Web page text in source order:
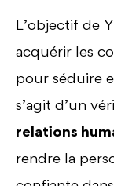
L’objectif de
acquérir les
pour séduire
s’agit d’un
relations
rendre la